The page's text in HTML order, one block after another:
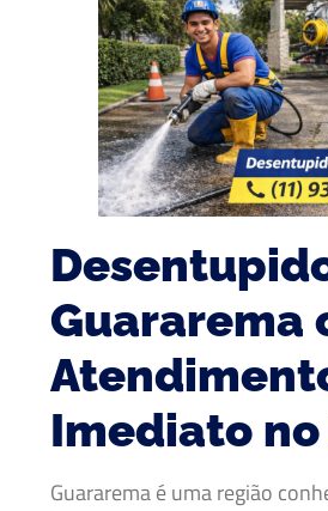
Guararema
Imediato
Guararema é uma região